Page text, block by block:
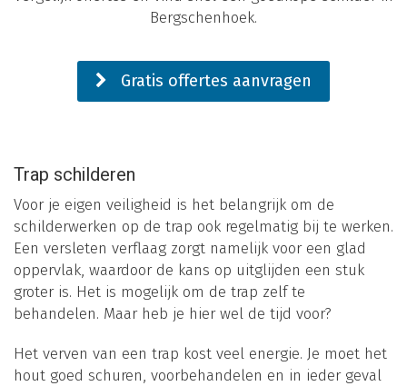
Bergschenhoek.
Gratis offertes aanvragen
Trap schilderen
Voor je eigen veiligheid is het belangrijk om de
schilderwerken op de trap ook regelmatig bij te werken.
Een versleten verflaag zorgt namelijk voor een glad
oppervlak, waardoor de kans op uitglijden een stuk
groter is. Het is mogelijk om de trap zelf te
behandelen. Maar heb je hier wel de tijd voor?
Het verven van een trap kost veel energie. Je moet het
hout goed schuren, voorbehandelen en in ieder geval